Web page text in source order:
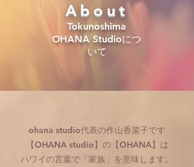
About
Tokunoshima
OHANA Studioにつ
いて
ohana studio代表の作山香菜子です
【OHANA studio】の【OHANA】は
ハワイの言葉で「家族」を意味します。